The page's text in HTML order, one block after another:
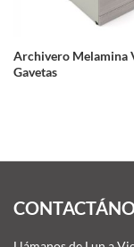
Archivero Melamina
Gavetas